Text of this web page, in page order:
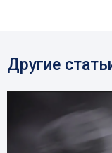
Другие